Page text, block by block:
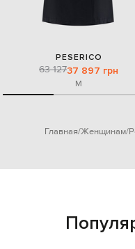
PESERICO
63 12737 897 грн
M
Главная Женщинам